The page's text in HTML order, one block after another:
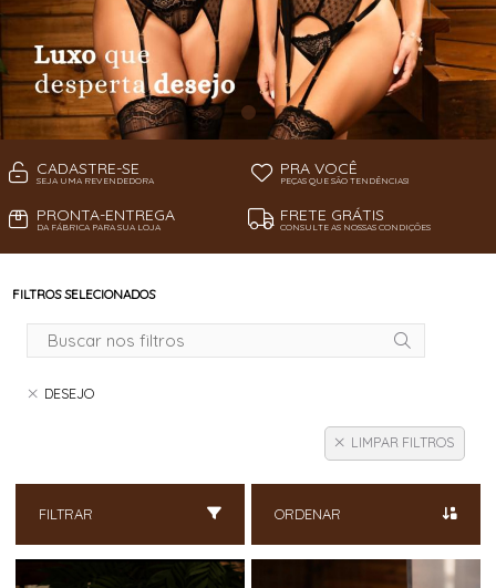
CADASTRE-SE
SEJA UMA REVENDEDORA
PRA VOCÊ
PEÇAS QUE SÃO TENDÊNCIAS!
PRONTA-ENTREGA
DA FÁBRICA PARA SUA LOJA
FRETE GRÁTIS
CONSULTE AS NOSSAS CONDIÇÕES
FILTROS SELECIONADOS
DESEJO
LIMPAR FILTROS
FILTRAR ORDENAR